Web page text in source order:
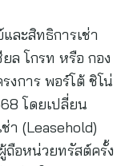
ละสิทธิการเช่า
ล โกรท หรือ กอง
งการ พอร์โต้ ชิโน่
โดยเปลี่ยน
า (Leasehold)
ถือหน่วยทรัสต์ครั้ง